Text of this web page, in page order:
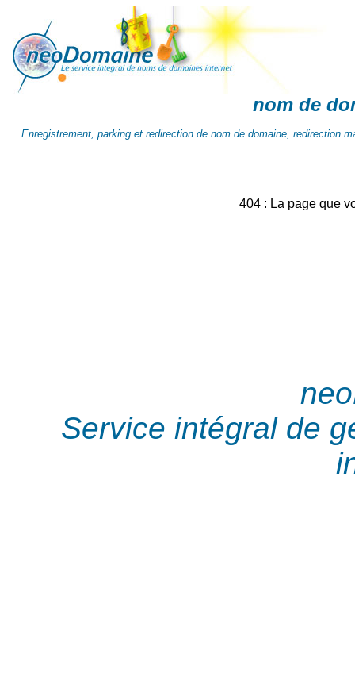
nom de
Enregistrement, parking et redirection de nom de domaine, redirection
404 : La page que
Service intégral de